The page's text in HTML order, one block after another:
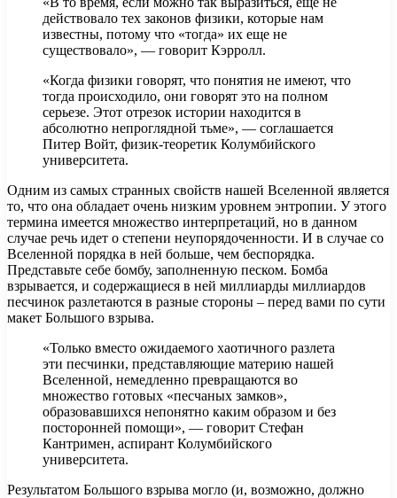
действовало тех законов физики, которые нам
известны, потому что «тогда» их еще не
существовало», — говорит Кэрролл.
«Когда физики говорят, что понятия не имеют, что
тогда происходило, они говорят это на полном
серьезе. Этот отрезок истории находится в
абсолютно непроглядной тьме», — соглашается
Питер Войт, физик-теоретик Колумбийского
университета.
Одним из самых странных свойств нашей Вселенной является
то, что она обладает очень низким уровнем энтропии. У этого
термина имеется множество интерпретаций, но в данном
случае речь идет о степени неупорядоченности. И в случае со
Вселенной порядка в ней больше, чем беспорядка.
Представьте себе бомбу, заполненную песком. Бомба
взрывается, и содержащиеся в ней миллиарды миллиардов
песчинок разлетаются в разные стороны – перед вами по сути
макет Большого взрыва.
«Только вместо ожидаемого хаотичного разлета
эти песчинки, представляющие материю нашей
Вселенной, немедленно превращаются во
множество готовых «песчаных замков»,
образовавшихся непонятно каким образом и без
посторонней помощи», — говорит Стефан
Кантримен, аспирант Колумбийского
университета.
Результатом Большого взрыва могло (и, возможно, должно